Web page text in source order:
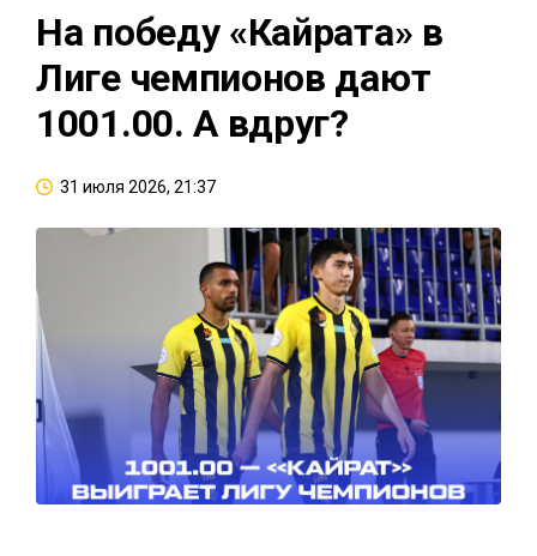
На победу «Кайрата» в
Лиге чемпионов дают
1001.00. А вдруг?
31 июля 2026, 21:37